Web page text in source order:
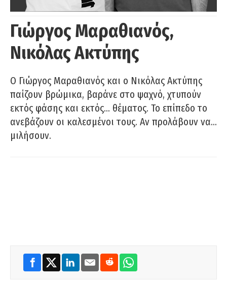
Γιώργος Μαραθιανός,
Νικόλας Ακτύπης
Ο Γιώργος Μαραθιανός και ο Νικόλας Ακτύπης
παίζουν βρώμικα, βαράνε στο ψαχνό, χτυπούν
εκτός φάσης και εκτός… θέματος. Το επίπεδο το
ανεβάζουν οι καλεσμένοι τους. Αν προλάβουν να…
μιλήσουν.